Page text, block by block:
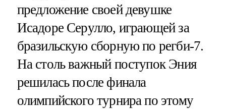
предложение своей девушке
Исадоре Серулло, играющей за
бразильскую сборную по регби-7.
На столь важный поступок Эния
решилась после финала
олимпийского турнира по этому